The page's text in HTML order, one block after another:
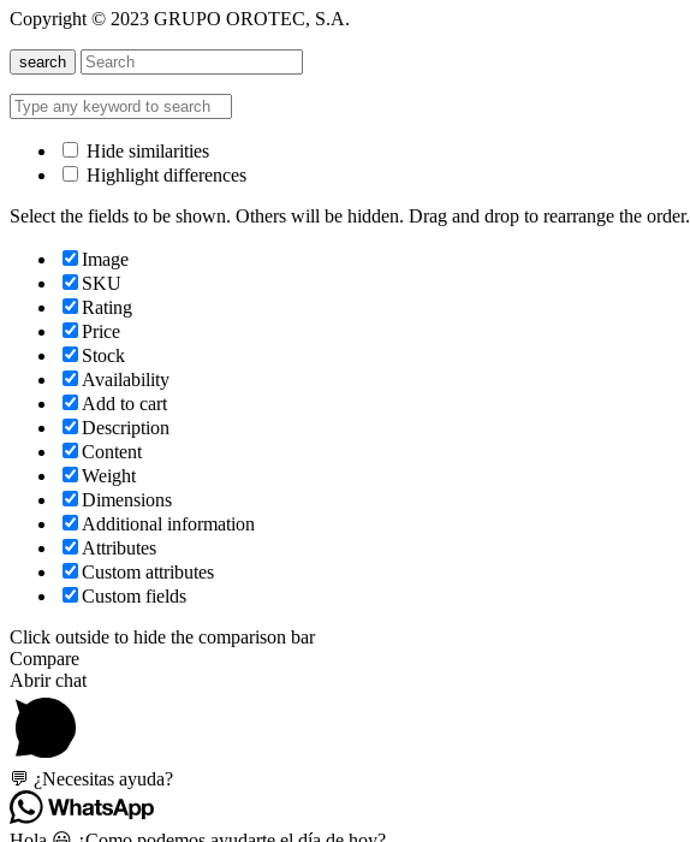
Copyright © 2023 GRUPO OROTEC, S.A.
search
Hide similarities
Highlight differences
Select the fields to be shown. Others will be hidden. Drag and drop to rearrange the order.
Image
SKU
Rating
Price
Stock
Availability
Add to cart
Description
Content
Weight
Dimensions
Additional information
Attributes
Custom attributes
Custom fields
Click outside to hide the comparison bar
Compare
Abrir chat
💬 ¿Necesitas ayuda?